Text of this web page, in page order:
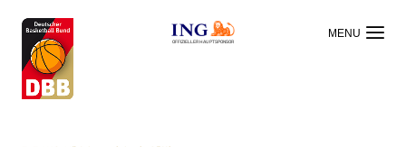
OFFIZIELLER HAUPTSPONSOR